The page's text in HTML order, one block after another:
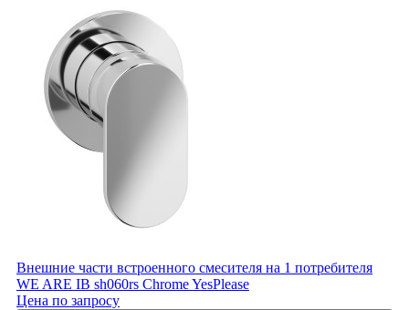
Внешние части встроенного смесителя на 1 потребителя
WE ARE IB sh060rs Chrome YesPlease
Цена по запросу